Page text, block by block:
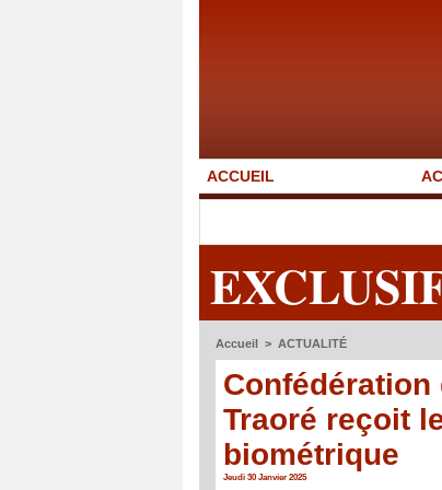
ACCUEIL
Accueil > ACTUALITÉ
Confédération
Traoré reçoit
biométrique
Jeudi 30 Janvier 2025